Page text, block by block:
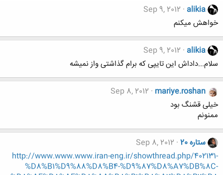
alikia
Sep 9, 2012
خواهش میکنم
alikia
Sep 9, 2012
سلام...داداش این تایپی که برام گذاشتی واز نمیشه
mariye.roshan
Sep 8, 2012
خیلی قشنگ بود
ممنونم
ستاره 20
Sep 8, 2012
http://www.www.www.iran-eng.ir/showthread.php/402131-
%D8%B1%D9%88%D8%B4-%D9%87%D8%A7%DB%8C-